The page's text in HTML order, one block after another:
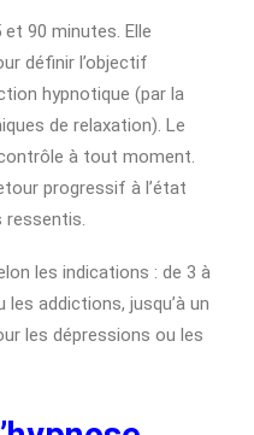
90 minutes. Elle
définir l’objectif
hypnotique (par la
de relaxation). Le
à tout moment.
progressif à l’état
ressentis.
les indications : de 3 à
addictions, jusqu’à un
les dépressions ou les